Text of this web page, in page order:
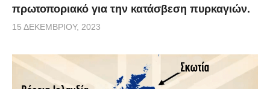
πρωτοποριακό για την κατάσβεση πυρκαγιών.
15 ΔΕΚΕΜΒΡΊΟΥ, 2023